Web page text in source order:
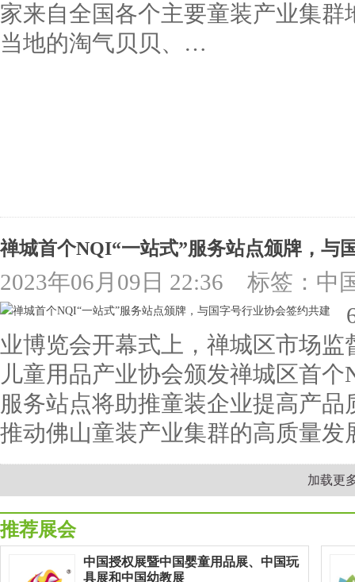
家来自全国各个主要童装产业集
当地的淘气贝贝、…
禅城首个NQI“一站式”服务站点颁牌，与
2023年06月09日 22:36
标签：中
业博览会开幕式上，禅城区市场
儿童用品产业协会颁发禅城区首
服务站点将助推童装企业提高产
推动佛山童装产业集群的高质量
加载更
推荐展会
中国授权展暨中国婴童用品展、中国玩
具展和中国幼教展